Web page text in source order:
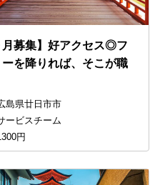
月募集】好アクセス◎フ
ーを降りれば、そこが職
島県廿日市市
ービスチーム
円